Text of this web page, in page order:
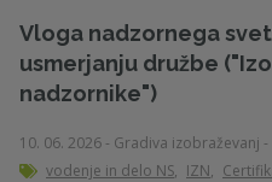
Vloga nadzornega
usmerjanju družbe
nadzornike")
10. 06. 2026 - Gradiva izobraževanj -
vodenje in delo NS, IZN,